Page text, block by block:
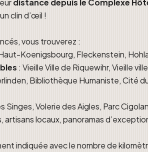
clin d’œil !
vous trouverez :
Koenigsbourg, Fleckenstein,
: Vieille Ville de Riquewihr, Vieille
Bibliothèque Humaniste, Cité
Singes, Volerie des Aigles, Parc
artisans locaux, panoramas
indiquée avec le nombre de